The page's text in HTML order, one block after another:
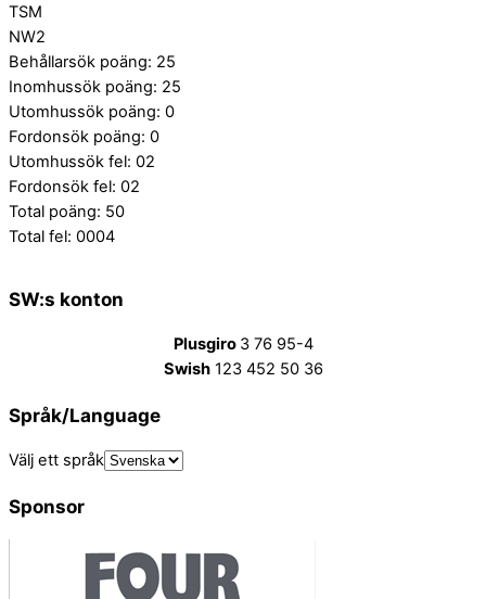
TSM
NW2
Behållarsök poäng: 25
Inomhussök poäng: 25
Utomhussök poäng: 0
Fordonsök poäng: 0
Utomhussök fel: 02
Fordonsök fel: 02
Total poäng: 50
Total fel: 0004
SW:s konton
Plusgiro 3 76 95-4
Swish123 452 50 36
Språk/Language
Välj ett språk
Sponsor